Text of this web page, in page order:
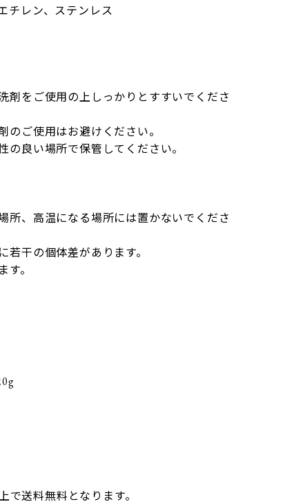
チレン、ステンレス
剤をご使用の上しっかりとすすいでくださ
のご使用はお避けください。
の良い場所で保管してください。
所、高温になる場所には置かないでくださ
干の個体差があります。
。
で送料無料となります。